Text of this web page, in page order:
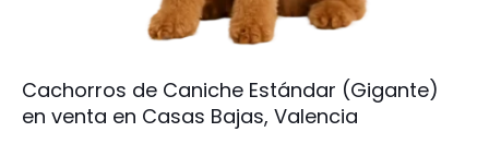
Cachorros de Caniche Estándar (Gigante)
en venta en Casas Bajas, Valencia